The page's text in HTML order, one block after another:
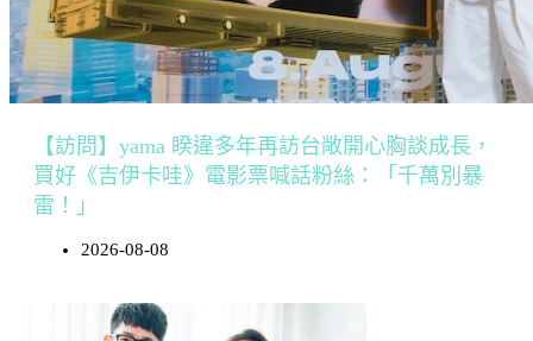
【訪問】yama 睽違多年再訪台敞開心胸談成長，
買好《吉伊卡哇》電影票喊話粉絲：「千萬別暴
雷！」
2026-08-08